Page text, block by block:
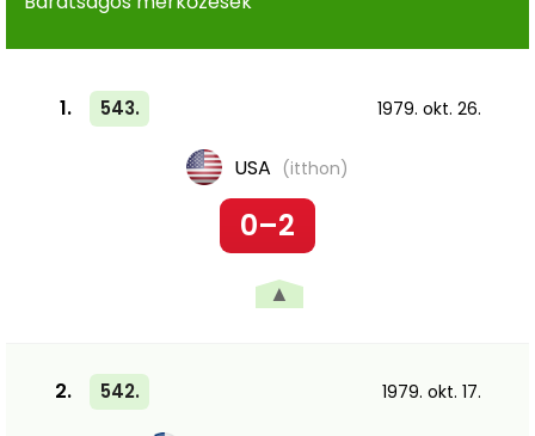
1. 543. 1979. okt. 26.
USA (itthon)
0–2
▲
2. 542. 1979. okt. 17.